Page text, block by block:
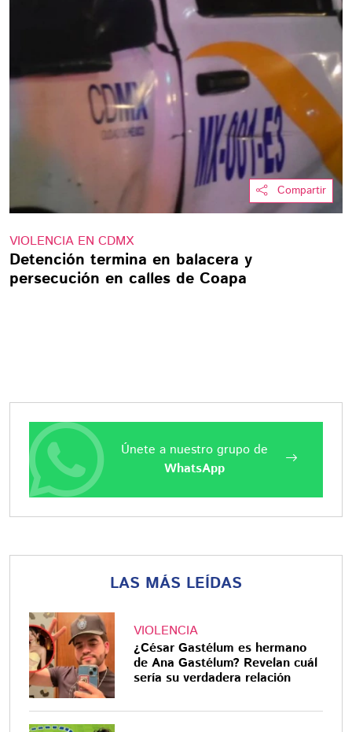
Compartir
VIOLENCIA EN CDMX
Detención termina en balacera y
persecución en calles de Coapa
Únete a nuestro grupo de
WhatsApp
LAS MÁS LEÍDAS
VIOLENCIA
¿César Gastélum es hermano
de Ana Gastélum? Revelan cuál
sería su verdadera relación